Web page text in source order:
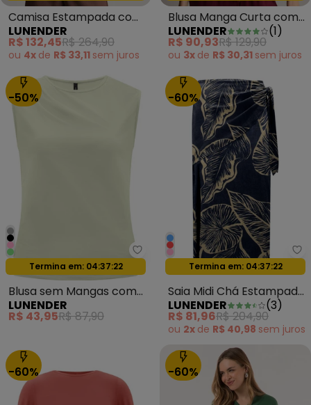
Camisa Estampada com
Decote em V Preto
LUNENDER
R$ 132,45R$ 264,90
ou 4x de R$ 33,11 sem juros
Blusa Manga Curta com
Gola em Malha Off White
LUNENDER (1)
R$ 90,93R$ 129,90
ou 3x de R$ 30,31 sem juros
-50%
Lunender - Blusa sem Mangas
Oferta relâmpago
Termina em: 04:37:20
Blusa sem Mangas com
Pregas em Malha Verde
LUNENDER
R$ 43,95R$ 87,90
-60%
Oferta relâmpago
Termina em: 04:37:20
Saia Midi Chá Estampada
com Sobreposição Azul
LUNENDER (3)
R$ 81,96R$ 204,90
ou 2x de R$ 40,98 sem juros
-60% -60%